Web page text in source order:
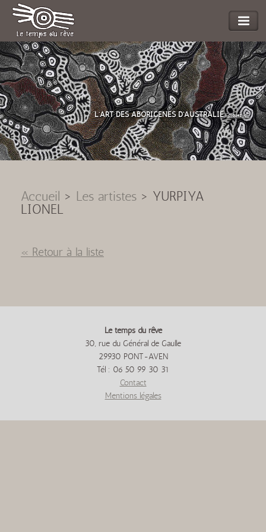
L'ART DES ABORIGENES D'AUSTRALIE"cliquez ici"
Accueil > Les artistes > YURPIYA
LIONEL
« Retour à la liste
Le temps du rêve
30, rue du Général de Gaulle
29930 PONT-AVEN
Tél : 06 50 99 30 31
Contact
Mentions légales